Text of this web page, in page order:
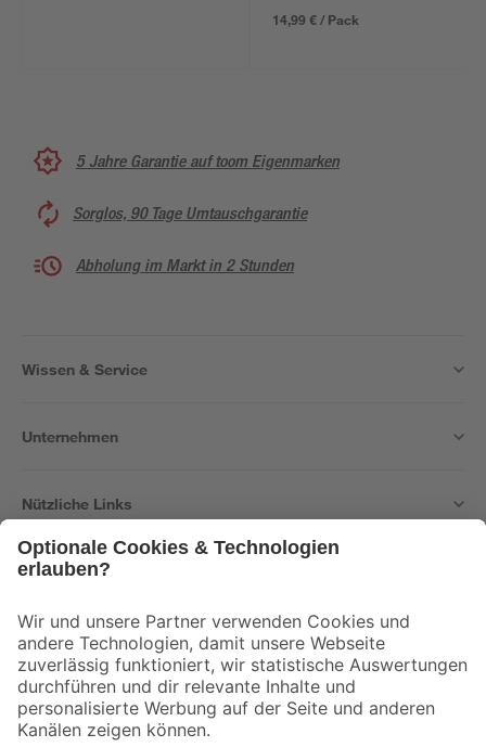
14,99 € / Pack
5 Jahre Garantie auf toom Eigenmarken
Sorglos, 90 Tage Umtauschgarantie
Abholung im Markt in 2 Stunden
Wissen & Service
Unternehmen
Nützliche Links
Der toom Newsletter: Keine Angebote und Aktionen mehr verpassen!
Zur Newsletter Anmeldung
Folge uns